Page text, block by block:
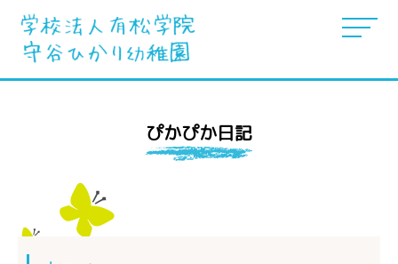
ぴかぴか日記